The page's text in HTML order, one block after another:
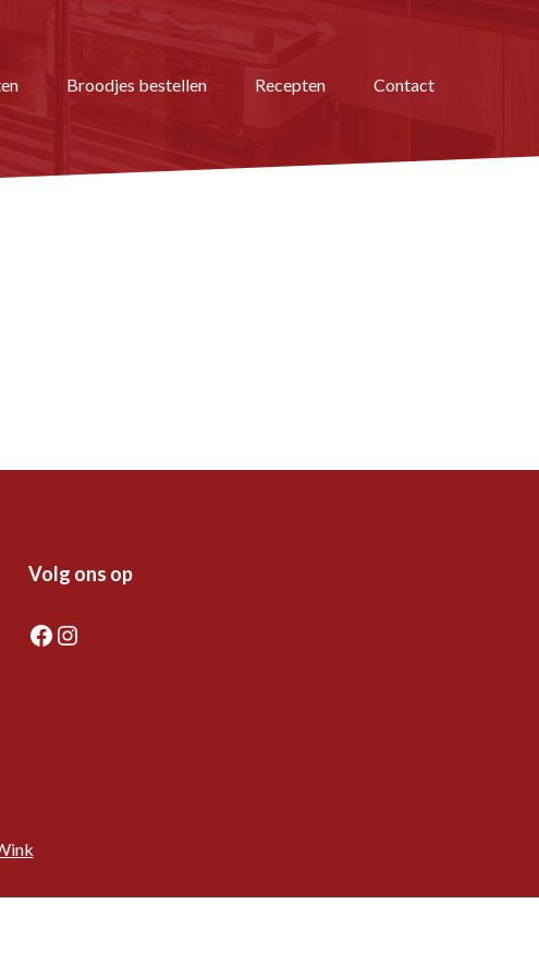
Broodjes bestellen Recepten Contact
Volg ons op
Facebook
Instagram